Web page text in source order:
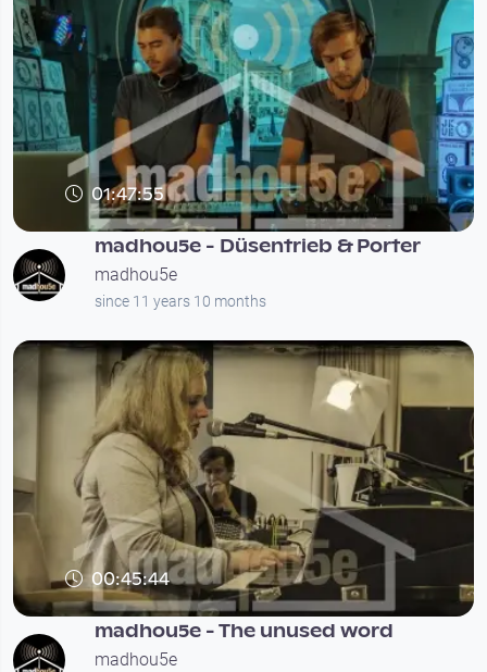
01:47:55
madhou5e - Düsentrieb & Porter
madhou5e
since 11 years 10 months
00:45:44
madhou5e - The unused word
madhou5e